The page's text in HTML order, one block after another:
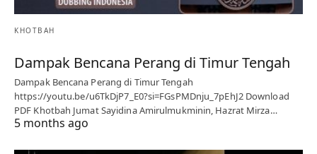
KHOTBAH
Dampak Bencana Perang di Timur Tengah
Dampak Bencana Perang di Timur Tengah
https://youtu.be/u6TkDjP7_E0?si=FGsPMDnju_7pEhJ2 Download
PDF Khotbah Jumat Sayidina Amirulmukminin, Hazrat Mirza…
5 months ago